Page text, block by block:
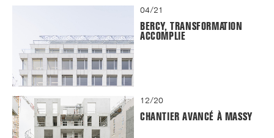
04/21
BERCY, TRANSFORMATION
ACCOMPLIE
12/20
CHANTIER AVANCÉ À MASSY